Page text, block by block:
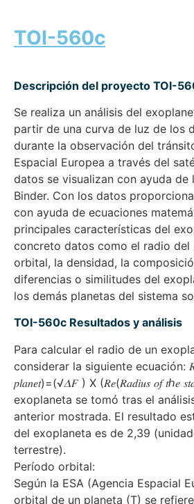
TOI-560c
Descripción del proyecto TOI-
Se realiza un análisis del
partir de una curva de luz de los
durante la observación del
Espacial Europea a través del
datos se visualizan con ayuda de
Binder. Con los datos
con ayuda de ecuaciones
principales características del
concreto datos como el radio del
orbital, la densidad, la
diferencias o similitudes del
los demás planetas del sistema
TOI-560c Resultados y análisis
Para calcular el radio de un
considerar la siguiente ecuación: 𝑅𝑝
𝑝𝑙𝑎𝑛𝑒𝑡)=(√𝛥𝐹 ) X (𝑅𝑒(𝑅𝑎𝑑𝑖𝑢𝑠 𝑜𝑓 𝑡ℎ𝑒
exoplaneta se tomó tras el
anterior mostrada. El resultado
del exoplaneta es de 2,39
terrestre).
Período orbital:
Según la ESA (Agencia Espacial
orbital de un planeta (T) se